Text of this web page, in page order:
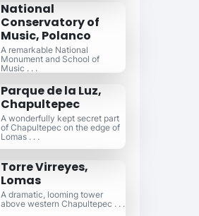
National
Conservatory of
Music, Polanco
A remarkable National
Monument and School of
Music . . .
Parque de la Luz,
Chapultepec
A wonderfully kept secret part
of Chapultepec on the edge of
Lomas . . .
Torre Virreyes,
Lomas
A dramatic, looming tower
above western Chapultepec . . .